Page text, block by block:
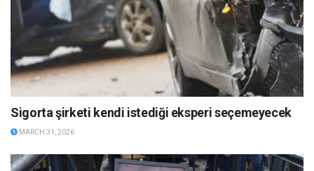
Sigorta şirketi kendi istediği eksperi seçemeyecek
MARCH 31, 2026